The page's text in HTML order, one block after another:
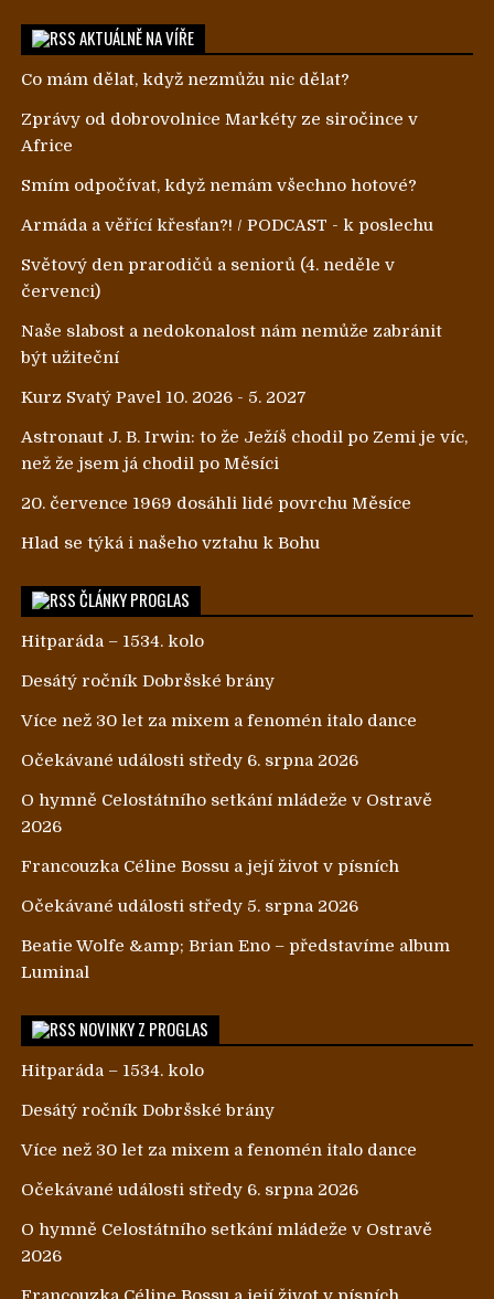
AKTUÁLNĚ NA VÍŘE
Co mám dělat, když nezmůžu nic dělat?
Zprávy od dobrovolnice Markéty ze siročince v
Africe
Smím odpočívat, když nemám všechno hotové?
Armáda a věřící křesťan?! / PODCAST - k poslechu
Světový den prarodičů a seniorů (4. neděle v
červenci)
Naše slabost a nedokonalost nám nemůže zabránit
být užiteční
Kurz Svatý Pavel 10. 2026 - 5. 2027
Astronaut J. B. Irwin: to že Ježíš chodil po Zemi je víc,
než že jsem já chodil po Měsíci
20. července 1969 dosáhli lidé povrchu Měsíce
Hlad se týká i našeho vztahu k Bohu
ČLÁNKY PROGLAS
Hitparáda – 1534. kolo
Desátý ročník Dobršské brány
Více než 30 let za mixem a fenomén italo dance
Očekávané události středy 6. srpna 2026
O hymně Celostátního setkání mládeže v Ostravě
2026
Francouzka Céline Bossu a její život v písních
Očekávané události středy 5. srpna 2026
Beatie Wolfe &amp; Brian Eno – představíme album
Luminal
NOVINKY Z PROGLAS
Hitparáda – 1534. kolo
Desátý ročník Dobršské brány
Více než 30 let za mixem a fenomén italo dance
Očekávané události středy 6. srpna 2026
O hymně Celostátního setkání mládeže v Ostravě
2026